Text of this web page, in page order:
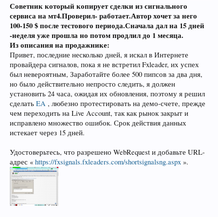
Советник который копирует сделки из сигнального
сервиса на мт4.Проверил- работает.Автор хочет за него
100-150 $ после тестового периода.Сначала дал на 15 дней
-неделя уже прошла но потом продлил до 1 месяца.
Из описания на продажнике:
Привет, последние несколько дней, я искал в Интернете
провайдера сигналов, пока я не встретил Fxleader, их успех
был невероятным, Заработайте более 500 пипсов за два дня,
но было действительно непросто следить, я должен
установить 24 часа, ожидая их обновления, поэтому я решил
сделать EA , любезно протестировать на демо-счете, прежде
чем переходить на Live Account, так как рынок закрыт и
исправлено множество ошибок. Срок действия данных
истекает через 15 дней.
Удостоверьтесь, что разрешено WebRequest и добавьте URL-
адрес « https://fxsignals.fxleaders.com/shortsignalsng.aspx ».